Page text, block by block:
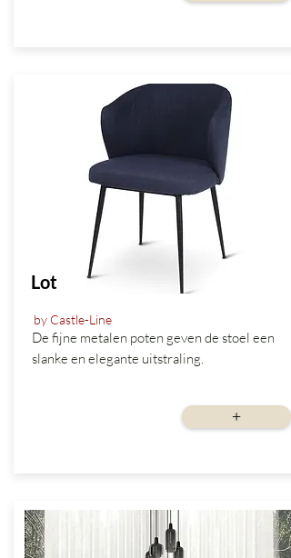
Lot
by Castle-Line
De fijne metalen poten geven de stoel een
slanke en elegante uitstraling.
+